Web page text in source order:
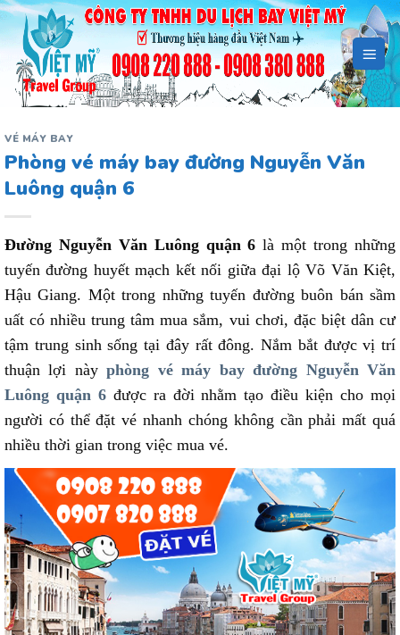
Bỏ
qua
dung
VÉ MÁY BAY
Phòng vé máy bay đường Nguyễn Văn
Luông quận 6
Đường Nguyễn Văn Luông quận 6 là một trong những
tuyến đường huyết mạch kết nối giữa đại lộ Võ Văn Kiệt,
Hậu Giang. Một trong những tuyến đường buôn bán sầm
uất có nhiều trung tâm mua sắm, vui chơi, đặc biệt dân cư
tậm trung sinh sống tại đây rất đông. Nắm bắt được vị trí
thuận lợi nàyphòng vé máy bay đường Nguyễn Văn
Luông quận 6được ra đời nhằm tạo điều kiện cho mọi
người có thể đặt vé nhanh chóng không cần phải mất quá
nhiều thời gian trong việc mua vé.